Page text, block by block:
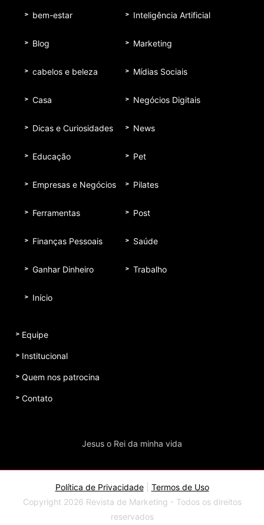
bem-estar
Blog
cabelos e beleza
Casa
Dicas e Curiosidades
Educação
Empresas e Negócios
Ferramentas
Finanças Pessoais
Ganhar Dinheiro
Início
Inteligência Artificial
Marketing
Mídias Sociais
Negócios Digitais
News
Pet
Pilates
Post
Saúde
Trabalho
Equipe
Institucional
Quem nos patrocina
Contato
Jesus o Rei da minha vida
Política de Privacidade| Termos de Uso
Copyright 2026 Revista de Marketing - Todos os direitos
reservados